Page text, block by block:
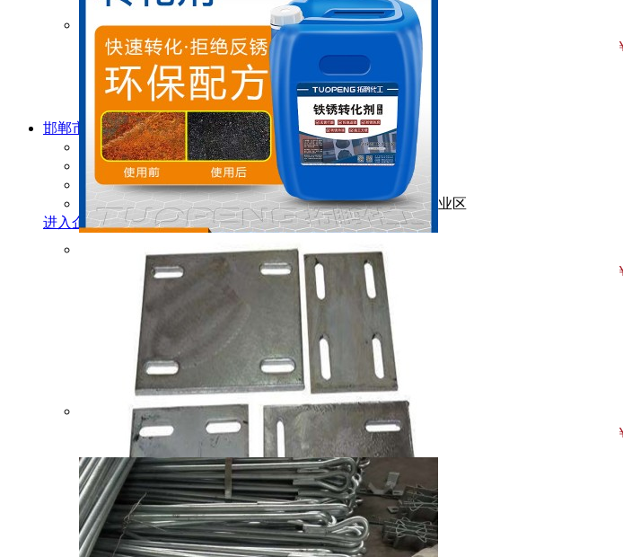
邯郸市三财金属制品制造有限公司
主营产品：金属制品，紧固件
经营模式：制造商
成立时间：2020
企业地址：
河北省邯郸市永年区临洺关镇东洺阳村村北工业区
进入企业店铺 查看联系方式